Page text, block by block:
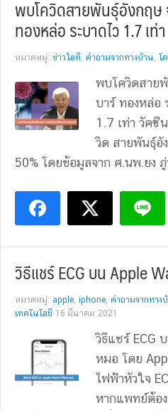
พบโควิดสายพันธุ์อังกฤษ
ทองหล่อ ระบาดไว 1.7 เท่า
หมวดหมู่: ข่าวไอที, คำถามจากทางบ้าน, โ
พบโควิดสาย
บาร์ ทองหล่อ
1.7 เท่า วัคซี
วิด สายพันธุ์อั
50% โดยข้อมูลจาก ศ.นพ.ยง
วิธีแชร์ ECG บน Apple
หมวดหมู่: apple, iphone, คำถามจากทาง
เทคโนโลยี 16 มีนาคม 2021
วิธีแชร์ ECG
หมอ โดย
ไฟฟ้าหัวใจ
หากแพทย์ต้อ